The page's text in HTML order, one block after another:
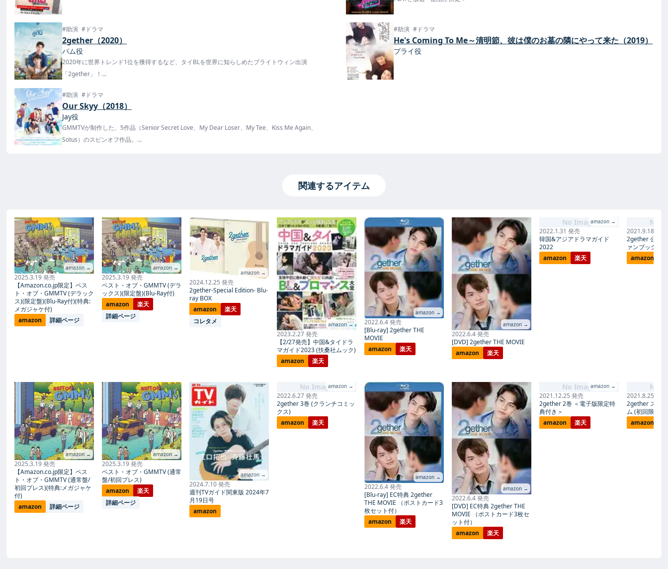
#助演 #ドラマ
2gether（2020）
パム役
2020年に世界トレンド1位を獲得するなど、タイBLを世界に知らしめたブライトウィン出演
「2gether」！
#助演 #ドラマ
He's Coming To Me～清明節、彼は僕のお墓の隣にやって来た（2019）
プライ役
#助演 #ドラマ
Our Skyy（2018）
Jay役
GMMTVが制作した、5作品（Senior Secret Love、My Dear Loser、My Tee、Kiss Me Again、
Sotus）のスピンオフ作品。
関連するアイテム
amazon →
2025.3.19 発売
【Amazon.co.jp限定】ベス
ト・オブ・GMMTV (デラック
ス)(限定盤)(Blu-Ray付)(特典:
メガジャケ付)
amazon
詳細ページ
amazon →
2025.3.19 発売
【Amazon.co.jp限定】ベス
ト・オブ・GMMTV (通常盤/
初回プレス)(特典:メガジャケ
付)
amazon
詳細ページ
amazon →
2025.3.19 発売
ベスト・オブ・GMMTV (デラ
ックス)(限定盤)(Blu-Ray付)
amazon
楽天
詳細ページ
amazon →
2025.3.19 発売
ベスト・オブ・GMMTV (通常
盤/初回プレス)
amazon
楽天
詳細ページ
amazon →
2024.12.25 発売
2gether-Special Edition- Blu-
ray BOX
amazon
楽天
コレタメ
amazon →
2024.7.10 発売
週刊TVガイド関東版 2024年7
月19日号
amazon
amazon →
2023.2.27 発売
【2/27発売】中国&タイドラ
マガイド2023 (扶桑社ムック)
amazon
楽天
No Imageamazon →
2022.6.27 発売
2gether 3巻 (クランチコミッ
クス)
amazon
楽天
amazon →
2022.6.4 発売
[Blu-ray] 2gether THE
MOVIE
amazon
楽天
amazon →
2022.6.4 発売
[Blu-ray] EC特典 2gether
THE MOVIE （ポストカード3
枚セット付）
amazon
楽天
amazon →
2022.6.4 発売
[DVD] 2gether THE MOVIE
amazon
楽天
amazon →
2022.6.4 発売
[DVD] EC特典 2gether THE
MOVIE （ポストカード3枚セ
ット付）
amazon
楽天
No Imageamazon →
2022.1.31 発売
韓国&アジアドラマガイド
2022
amazon
楽天
No Imageamazon →
2021.12.25 発売
2gether 2巻 ＜電子版限定特
典付き＞
amazon
楽天
No
2021.9.18 発売
2gether 公式
ァンブック
amazon
No
2021.8.25 発売
2gether スペ
ム (初回限定盤
amazon